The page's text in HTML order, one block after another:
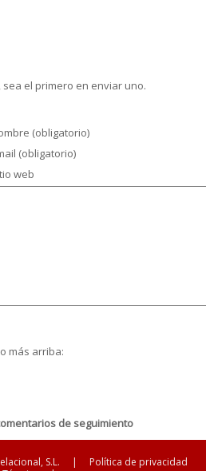
el primero en enviar uno.
(obligatorio)
(obligatorio)
web
más arriba:
de seguimiento
S.L. |
Política de privacidad